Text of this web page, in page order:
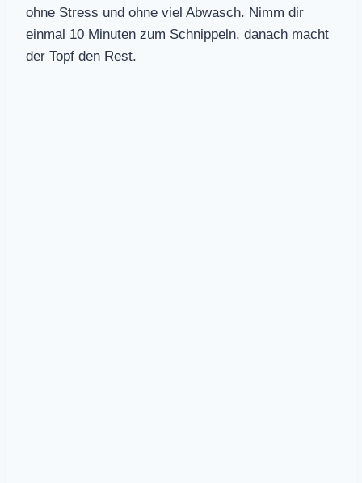
ohne Stress und ohne viel Abwasch. Nimm dir
einmal 10 Minuten zum Schnippeln, danach macht
der Topf den Rest.